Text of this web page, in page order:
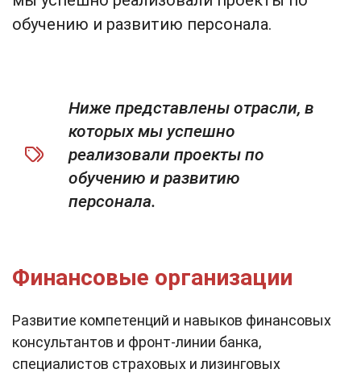
обучению и развитию персонала.
Ниже представлены отрасли, в
которых мы успешно
реализовали проекты по
обучению и развитию
персонала.
Финансовые организации
Развитие компетенций и навыков финансовых
консультантов и фронт-линии банка,
специалистов страховых и лизинговых